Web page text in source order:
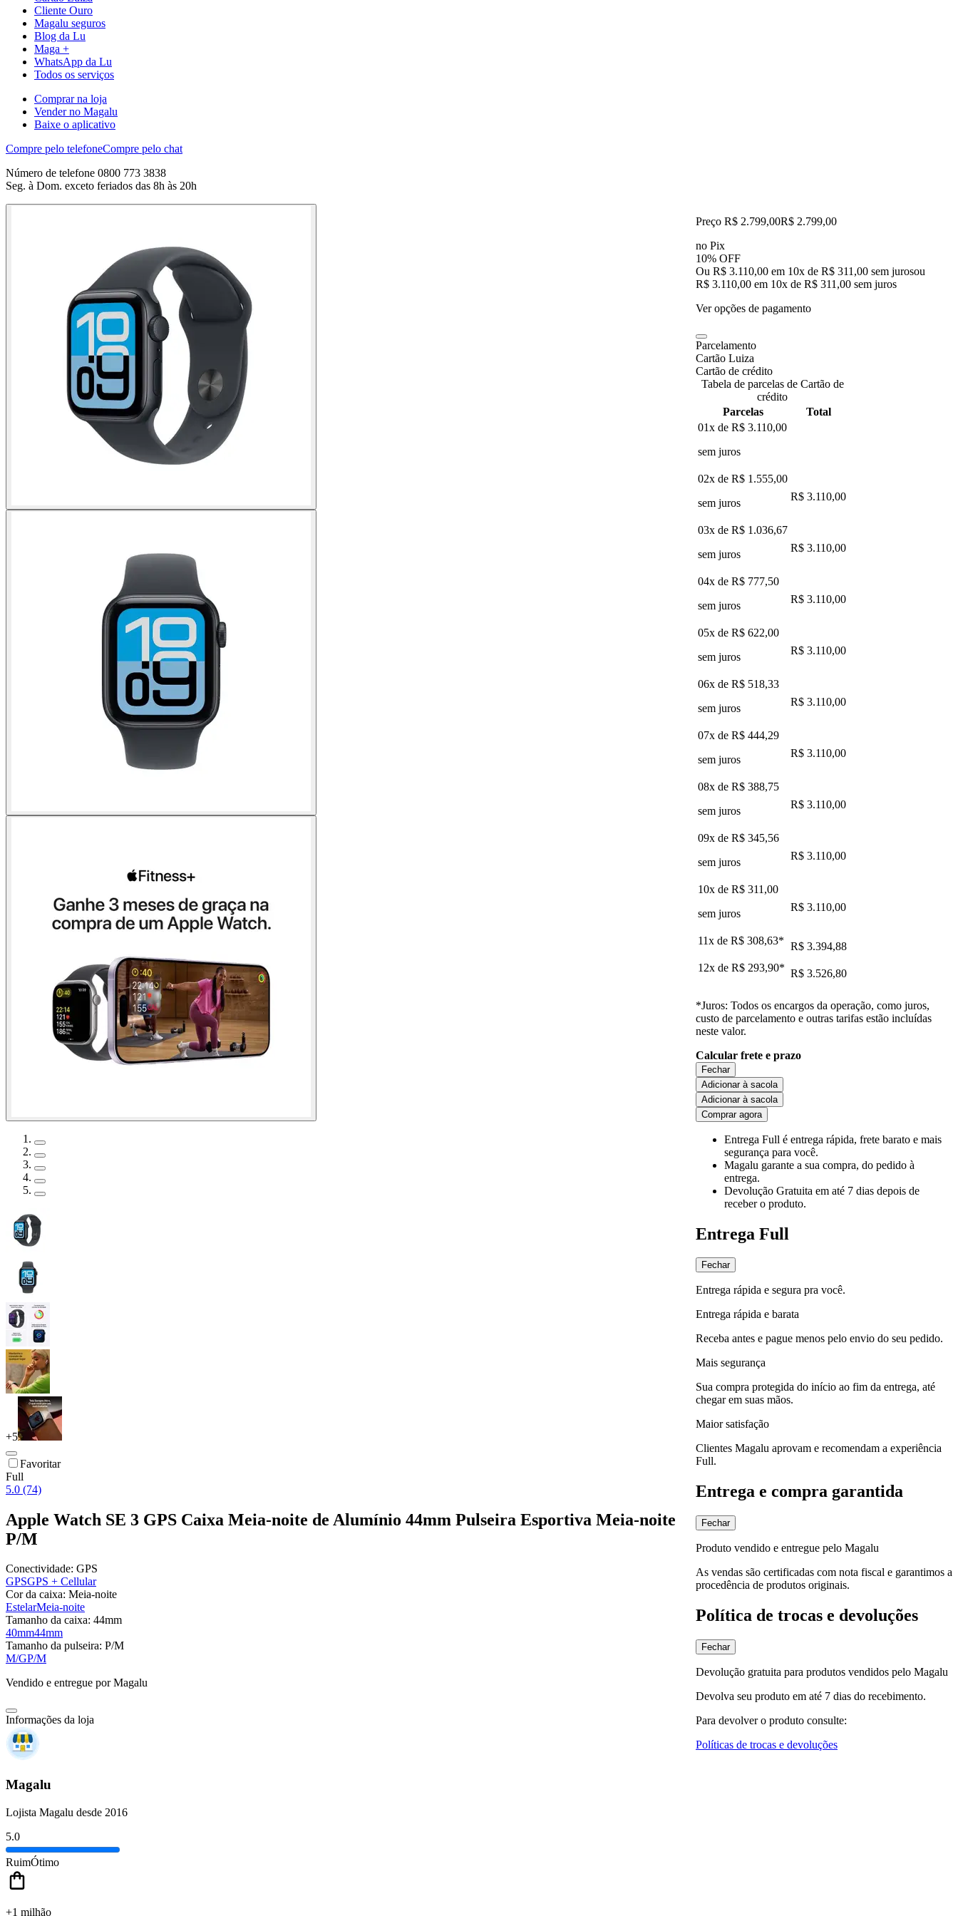
Cliente Ouro
Magalu seguros
Blog da Lu
Maga +
WhatsApp da Lu
Todos os serviços
Comprar na loja
Vender no Magalu
Baixe o aplicativo
Compre pelo telefoneCompre pelo chat
Número de telefone 0800 773 3838
Seg. à Dom. exceto feriados das 8h às 20h
+5
Favoritar
Full
5.0 (74)
Apple Watch SE 3 GPS Caixa Meia-noite de Alumínio 44mm Pulseira Esportiva Meia-noite
P/M
Conectividade: GPS
GPSGPS + Cellular
Cor da caixa: Meia-noite
EstelarMeia-noite
Tamanho da caixa: 44mm
40mm44mm
Tamanho da pulseira: P/M
M/GP/M
Vendido e entregue por Magalu
Informações da loja
Magalu
Lojista Magalu desde 2016
5.0
RuimÓtimo
+1 milhão
Preço R$ 2.799,00R$ 2.799,00
no Pix
10% OFF
Ou R$ 3.110,00 em 10x de R$ 311,00 sem jurosou
R$ 3.110,00 em 10x de R$ 311,00 sem juros
Ver opções de pagamento
Parcelamento
Cartão Luiza
Cartão de crédito
Tabela de parcelas de Cartão de
crédito
Parcelas
Total
01x de R$ 3.110,00
sem juros
02x de R$ 1.555,00
sem juros
R$ 3.110,00
03x de R$ 1.036,67
sem juros
R$ 3.110,00
04x de R$ 777,50
sem juros
R$ 3.110,00
05x de R$ 622,00
sem juros
R$ 3.110,00
06x de R$ 518,33
sem juros
R$ 3.110,00
07x de R$ 444,29
sem juros
R$ 3.110,00
08x de R$ 388,75
sem juros
R$ 3.110,00
09x de R$ 345,56
sem juros
R$ 3.110,00
10x de R$ 311,00
sem juros
R$ 3.110,00
11x de R$ 308,63* R$ 3.394,88
12x de R$ 293,90* R$ 3.526,80
*Juros: Todos os encargos da operação, como juros,
custo de parcelamento e outras tarifas estão incluídas
neste valor.
Calcular frete e prazo
Fechar
Adicionar à sacola
Adicionar à sacola
Comprar agora
Entrega Full é entrega rápida, frete barato e mais
segurança para você.
Magalu garante a sua compra, do pedido à
entrega.
Devolução Gratuita em até 7 dias depois de
receber o produto.
Entrega Full
Fechar
Entrega rápida e segura pra você.
Entrega rápida e barata
Receba antes e pague menos pelo envio do seu pedido.
Mais segurança
Sua compra protegida do início ao fim da entrega, até
chegar em suas mãos.
Maior satisfação
Clientes Magalu aprovam e recomendam a experiência
Full.
Entrega e compra garantida
Fechar
Produto vendido e entregue pelo Magalu
As vendas são certificadas com nota fiscal e garantimos a
procedência de produtos originais.
Política de trocas e devoluções
Fechar
Devolução gratuita para produtos vendidos pelo Magalu
Devolva seu produto em até 7 dias do recebimento.
Para devolver o produto consulte:
Políticas de trocas e devoluções